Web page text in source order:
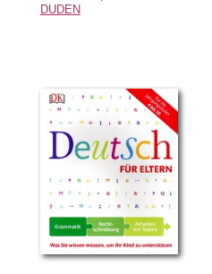
DUDEN